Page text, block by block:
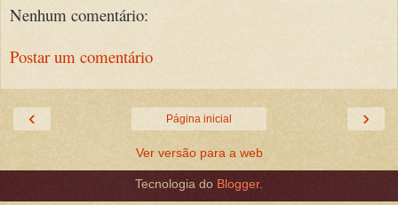
Nenhum comentário:
Postar um comentário
‹ ›
Página inicial
Ver versão para a web
Tecnologia do Blogger.